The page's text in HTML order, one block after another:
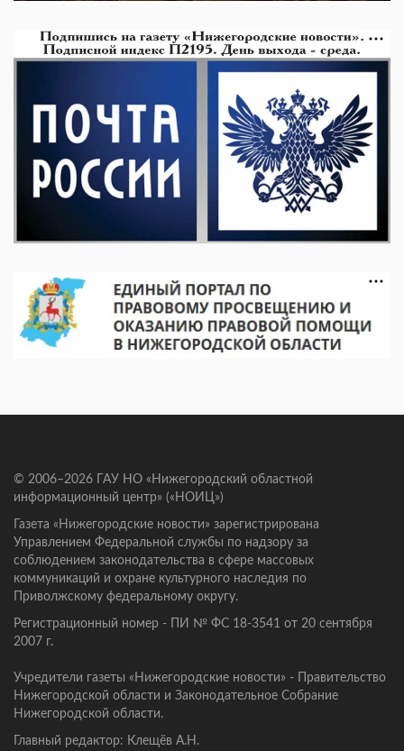
© 2006–2026 ГАУ НО «Нижегородский областной
информационный центр» («НОИЦ»)
Газета «Нижегородские новости» зарегистрирована
Управлением Федеральной службы по надзору за
соблюдением законодательства в сфере массовых
коммуникаций и охране культурного наследия по
Приволжскому федеральному округу.
Регистрационный номер - ПИ № ФС 18-3541 от 20 сентября
2007 г.
Учредители газеты «Нижегородские новости» - Правительство
Нижегородской области и Законодательное Собрание
Нижегородской области.
Главный редактор: Клещёв А.Н.